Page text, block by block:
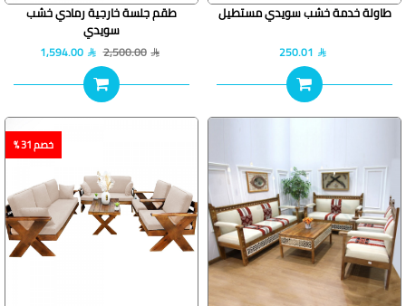
طاولة خدمة خشب سويدي مستطيل
250.01
طقم جلسة خارجية رمادي خشب
سويدي
1,594.00 2,500.00
خصم 31 %